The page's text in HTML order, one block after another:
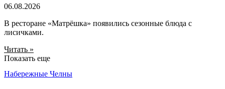
06.08.2026
В ресторане «Матрёшка» появились сезонные блюда с
лисичками.
Читать »
Показать еще
Набережные Челны